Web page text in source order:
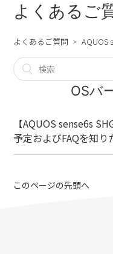
よくあるご
よくあるご質問 AQUOS
OSバ
【AQUOS sense6s
予定およびFAQを知り
このページの先頭へ